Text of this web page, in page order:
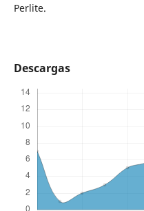
Perlite.
Descargas